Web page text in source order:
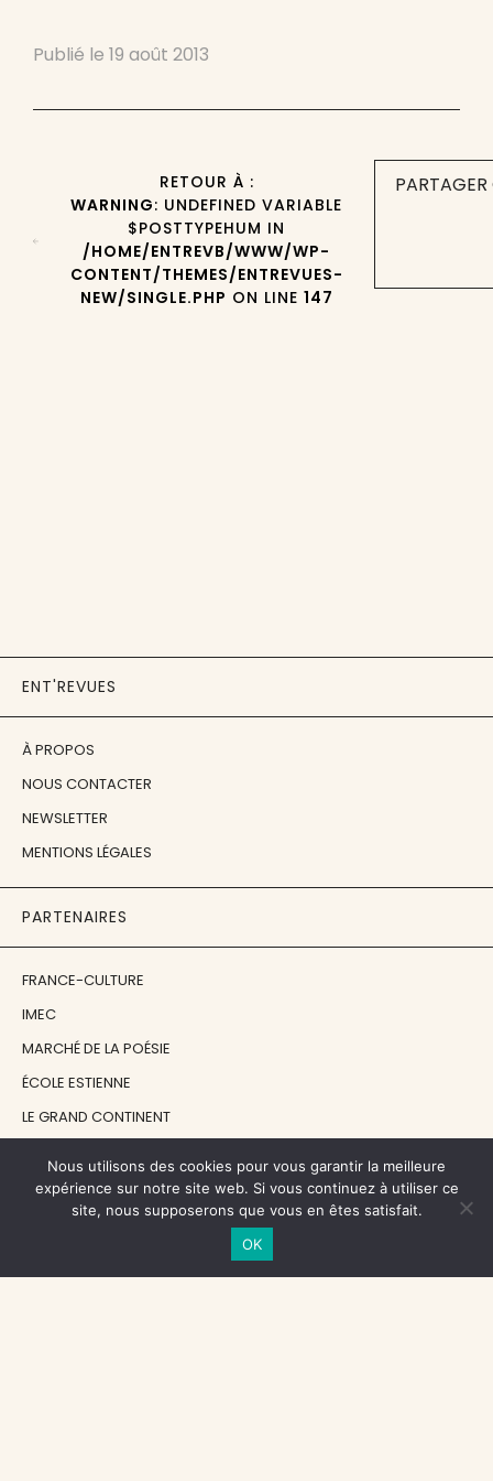
Publié le 19 août 2013
RETOUR À :
WARNING: UNDEFINED VARIABLE
$POSTTYPEHUM IN
/HOME/ENTREVB/WWW/WP-
CONTENT/THEMES/ENTREVUES-
NEW/SINGLE.PHP ON LINE 147
ENT'REVUES
À PROPOS
NOUS CONTACTER
NEWSLETTER
MENTIONS LÉGALES
PARTENAIRES
FRANCE-CULTURE
IMEC
MARCHÉ DE LA POÉSIE
ÉCOLE ESTIENNE
LE GRAND CONTINENT
EN ATTENDANT NADEAU
Nous utilisons des cookies pour vous garantir la meilleure
expérience sur notre site web. Si vous continuez à utiliser ce
site, nous supposerons que vous en êtes satisfait.
OK